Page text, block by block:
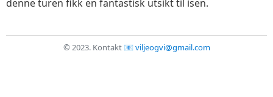
denne turen fikk en fantastisk utsikt til isen.
© 2023. Kontakt viljeogvi@gmail.com